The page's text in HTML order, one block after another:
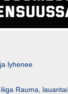
lyhenee
Rauma, lauantai